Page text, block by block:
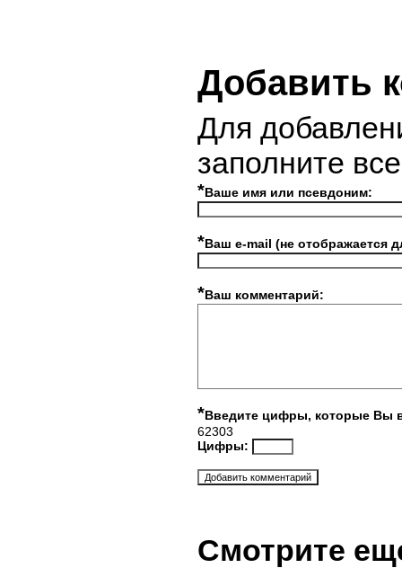
Добавить
Для
заполните
*Ваше имя или псевдоним:
*Ваш e-mail (не отображается
*Ваш комментарий:
*Введите цифры, которые Вы
62303
Цифры:
Смотрите